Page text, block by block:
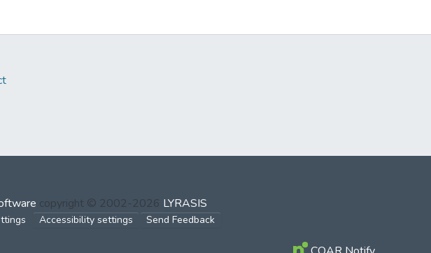
copyright © 2002-2026 LYRASIS
Accessibility settings Send Feedback